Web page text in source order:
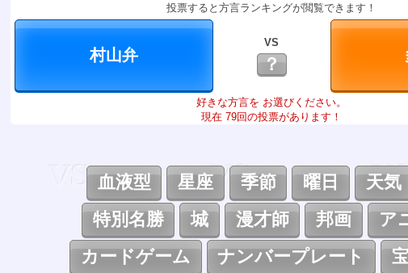
投票すると方言ランキングが閲覧できます！
VS
？
好きな方言を お選びください。
現在 79回の投票があります！
血液型
星座 季節 曜日 天気
特別名勝
城 漫才師 邦画 ア
カードゲーム
ナンバープレート